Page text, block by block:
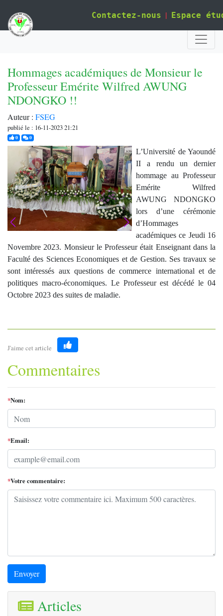
Contactez-nous | Espace
Hommages académiques de Monsieur le
Professeur Emérite Wilfred AWUNG
NDONGKO !!
Auteur : FSEG
publié le : 16-11-2023 21:21
0j'aime0commentaires
L’Université de Yaoundé
II a rendu un dernier
hommage au Professeur
Emérite Wilfred
AWUNG NDONGKO
lors d’une cérémonie
d’Hommages
académiques ce Jeudi 16
Novembre 2023. Monsieur le Professeur était Enseignant dans la
Faculté des Sciences Economiques et de Gestion. Ses travaux se
sont intéressés aux questions de commerce international et de
politiques macro-économiques. Le Professeur est décédé le 04
Octobre 2023 des suites de maladie.
J'aime cet article
Like
Commentaires
*Nom:
*Email:
*Votre commentaire:
Envoyer
Articles